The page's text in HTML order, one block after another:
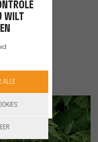
WILT
ALLE